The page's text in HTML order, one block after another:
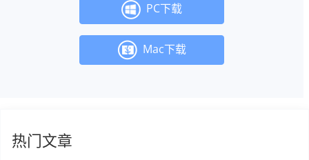
PC下载
Mac下载
热门文章